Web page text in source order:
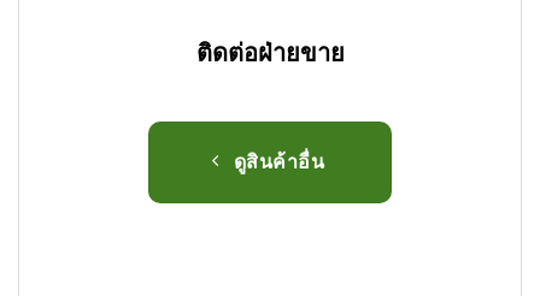
ติดต่อฝ่ายขาย
ดูสินค้าอื่น